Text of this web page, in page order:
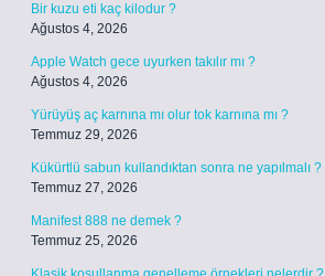
Bir kuzu eti kaç kilodur ?
Ağustos 4, 2026
Apple Watch gece uyurken takılır mı ?
Ağustos 4, 2026
Yürüyüş aç karnına mı olur tok karnına mı ?
Temmuz 29, 2026
Kükürtlü sabun kullandıktan sonra ne yapılmalı ?
Temmuz 27, 2026
Manifest 888 ne demek ?
Temmuz 25, 2026